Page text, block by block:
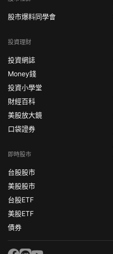
股市爆料同學會
投資理財
投資網誌
Money錢
投資小學堂
財經百科
美股放大鏡
口袋證券
即時股市
台股股市
美股股市
台股ETF
美股ETF
債券